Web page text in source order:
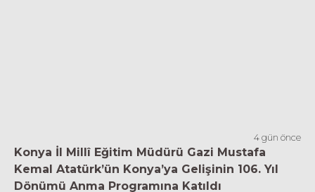
4 gün önce
Konya İl Millî Eğitim Müdürü Gazi Mustafa
Kemal Atatürk’ün Konya’ya Gelişinin 106. Yıl
Dönümü Anma Programına Katıldı